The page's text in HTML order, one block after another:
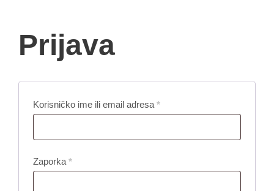
Prijava
Korisničko ime ili email adresa *O
a
Zaporka *O